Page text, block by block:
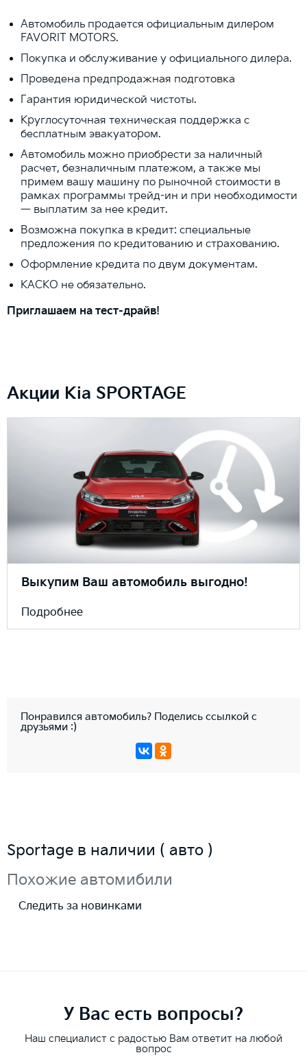
Автомобиль продается официальным дилером
FAVORIT MOTORS.
Покупка и обслуживание у официального дилера.
Проведена предпродажная подготовка
Гарантия юридической чистоты.
Круглосуточная техническая поддержка с
бесплатным эвакуатором.
Автомобиль можно приобрести за наличный
расчет, безналичным платежом, а также мы
примем вашу машину по рыночной стоимости в
рамках программы трейд-ин и при необходимости
— выплатим за нее кредит.
Возможна покупка в кредит: специальные
предложения по кредитованию и страхованию.
Оформление кредита по двум документам.
КАСКО не обязательно.
Приглашаем на тест-драйв!
Акции Kia SPORTAGE
Выкупим Ваш автомобиль выгодно!
Подробнее
Понравился автомобиль? Поделись ссылкой с
друзьями :)
Sportage в наличии ( авто )
Похожие автомибили
Следить за новинками
У Вас есть вопросы?
Наш специалист с радостью Вам ответит на любой
вопрос